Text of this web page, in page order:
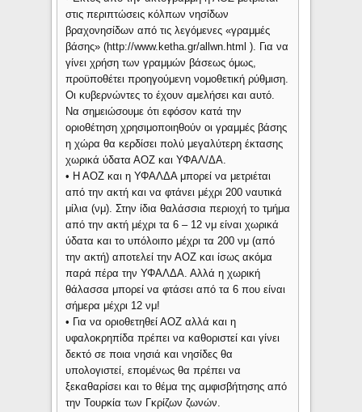
στις περιπτώσεις κόλπων νησίδων
βραχονησίδων από τις λεγόμενες «γραμμές
βάσης» (http://www.ketha.gr/allwn.html ). Για να
γίνει χρήση των γραμμών βάσεως όμως,
προϋποθέτει προηγούμενη νομοθετική ρύθμιση.
Οι κυβερνώντες το έχουν αμελήσει και αυτό.
Να σημειώσουμε ότι εφόσον κατά την
οριοθέτηση χρησιμοποιηθούν οι γραμμές βάσης
η χώρα θα κερδίσει πολύ μεγαλύτερη έκτασης
χωρικά ύδατα ΑΟΖ και ΥΦΑΛ/ΔΑ.
• Η ΑΟΖ και η ΥΦΑΛΔΑ μπορεί να μετριέται
από την ακτή και να φτάνει μέχρι 200 ναυτικά
μίλια (νμ). Στην ίδια θαλάσσια περιοχή το τμήμα
από την ακτή μέχρι τα 6 – 12 νμ είναι χωρικά
ύδατα και το υπόλοιπο μέχρι τα 200 νμ (από
την ακτή) αποτελεί την ΑΟΖ και ίσως ακόμα
παρά πέρα την ΥΦΑΛΔΑ. Αλλά η χωρική
θάλασσα μπορεί να φτάσει από τα 6 που είναι
σήμερα μέχρι 12 νμ!
• Για να οριοθετηθεί ΑΟΖ αλλά και η
υφαλοκρηπίδα πρέπει να καθοριστεί και γίνει
δεκτό σε ποια νησιά και νησίδες θα
υπολογιστεί, επομένως θα πρέπει να
ξεκαθαρίσει και το θέμα της αμφισβήτησης από
την Τουρκία των Γκρίζων ζωνών.